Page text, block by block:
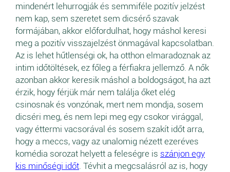
mindenért lehurrogják és semmiféle pozitív jelzést
nem kap, sem szeretet sem dicsérő szavak
formájában, akkor előfordulhat, hogy máshol keresi
meg a pozitív visszajelzést önmagával kapcsolatban.
Az is lehet hűtlenségi ok, ha otthon elmaradoznak az
intim időtöltések, ez főleg a férfiakra jellemző. A nők
azonban akkor keresik máshol a boldogságot, ha azt
érzik, hogy férjük már nem találja őket elég
csinosnak és vonzónak, mert nem mondja, sosem
dicséri meg, és nem lepi meg egy csokor virággal,
vagy éttermi vacsorával és sosem szakít időt arra,
hogy a meccs, vagy az unalomig nézett ezeréves
komédia sorozat helyett a feleségre is szánjon egy
kis minőségi időt. Tévhit a megcsalásról az is, hogy